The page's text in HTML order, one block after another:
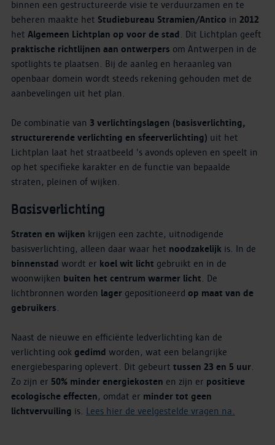
binnen een gestructureerde visie te verduurzamen en te
beheren maakte het Studiebureau Stramien/Antico in 2012
het Algemeen Lichtplan op voor de stad. Dit Lichtplan geeft
praktische richtlijnen aan ontwerpers om Antwerpen in de
spotlights te plaatsen. Bij de aanleg en heraanleg van
openbaar domein wordt steeds rekening gehouden met de
aanbevelingen uit het plan.
De combinatie van 3 verlichtingslagen (basisverlichting,
structurerende verlichting en sfeerverlichting) uit het
Lichtplan laat het straatbeeld 's avonds opleven en speelt in
op het specifieke karakter en de functie van bepaalde
straten, pleinen of wijken.
Basisverlichting
Straten en wijken krijgen een zachte, uitnodigende
basisverlichting, alleen daar waar het noodzakelijk is. In de
binnenstad wordt er koel wit licht gebruikt en in de
woonwijken buiten het centrum warmer licht. De
lichtbronnen worden lager gepositioneerd op maat van de
gebruikers.
Naast de nieuwe en efficiënte ledverlichting kan de
verlichting ook gedimd worden, wat een belangrijke
energiebesparing oplevert. Dit gebeurt tussen 23 en 5 uur.
Zo zijn er 50% minder energiekosten en zijn er positieve
ecologische effecten, omdat er minder tot geen
lichtvervuiling is. Lees hier de veelgestelde vragen na.